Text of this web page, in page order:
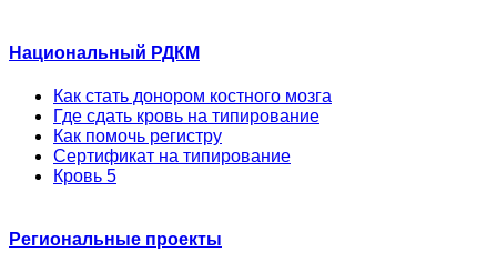
Национальный РДКМ
Как стать донором костного мозга
Где сдать кровь на типирование
Как помочь регистру
Сертификат на типирование
Кровь 5
Региональные проекты